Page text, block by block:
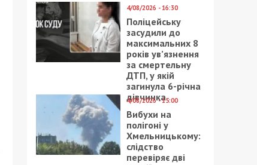
4/08/2026 - 16:30
Поліцейську
засудили до
максимальних 8
років ув’язнення
за смертельну
ДТП, у якій
загинула 6-річна
дівчинка
4/08/2026 - 15:00
Вибухи на
полігоні у
Хмельницькому:
слідство
перевіряє дві